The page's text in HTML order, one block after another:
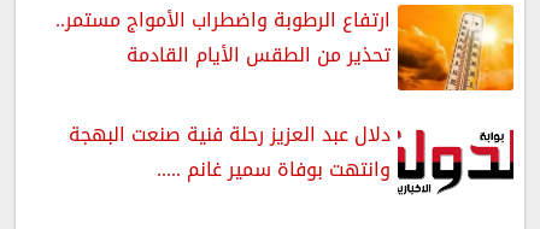
ارتفاع الرطوبة واضطراب الأمواج مستمر..
تحذير من الطقس الأيام القادمة
دلال عبد العزيز رحلة فنية صنعت البهجة
وانتهت بوفاة سمير غانم .....